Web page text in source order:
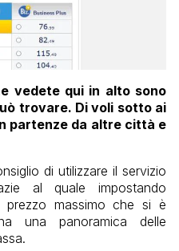
vedete qui in alto sono
trovare. Di voli sotto ai
partenze da altre città e
di utilizzare il servizio
al quale impostando
prezzo massimo che si è
una panoramica delle